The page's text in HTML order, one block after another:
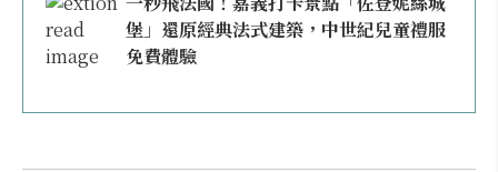
堡」還原經典法式建築，中世紀兒童禮服
免費體驗